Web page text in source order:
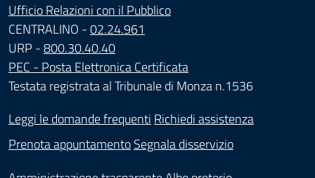
Ufficio Relazioni con il Pubblico
CENTRALINO -02.24.961
URP -800.30.40.40
PEC - Posta Elettronica Certificata
Testata registrata al Tribunale di Monza n.1536
Leggi le domande frequenti Richiedi assistenza
Prenota appuntamentoSegnala disservizio